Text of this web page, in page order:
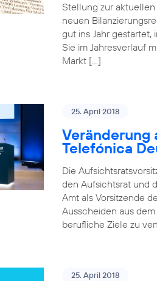
Stellung zur
neuen
gut ins Jahr
Sie im Jahresverlauf
Markt […]
25. April 2018
Veränderung
Telefónica
Die
den Aufsichtsrat und
Amt als Vorsitzende
Ausscheiden aus
berufliche Ziele zu
25. April 2018